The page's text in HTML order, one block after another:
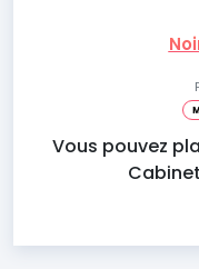
Vous pouvez